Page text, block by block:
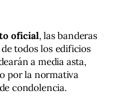
oficial, las banderas
todos los edificios
a media asta,
por la normativa
condolencia.